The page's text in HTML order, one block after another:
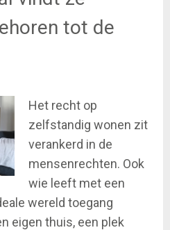
tot de
Het recht op
zelfstandig wonen zit
verankerd in de
mensenrechten. Ook
wie leeft met een
wereld toegang
eigen thuis, een plek